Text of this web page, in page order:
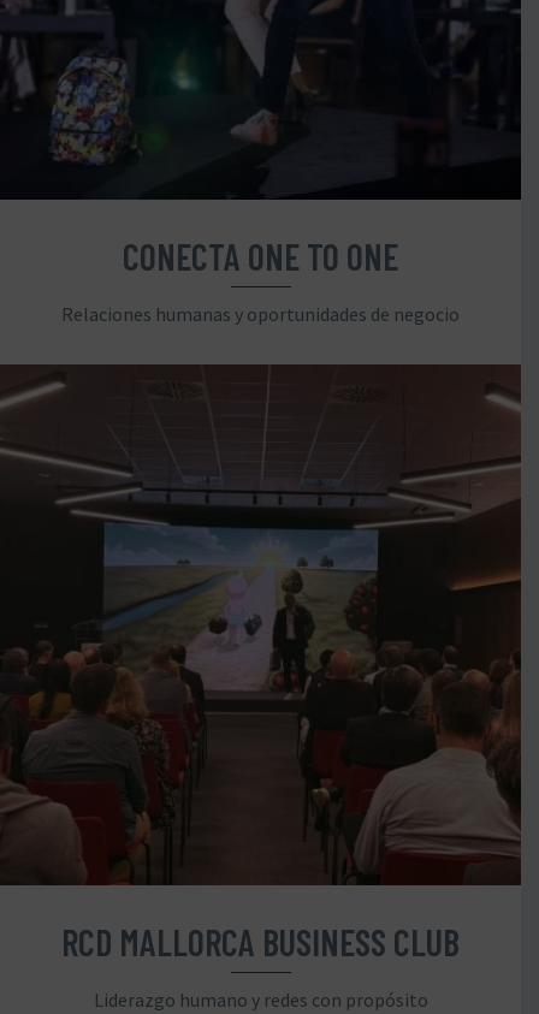
CONECTA ONE TO ONE
Relaciones humanas y oportunidades de negocio
RCD MALLORCA BUSINESS CLUB
Liderazgo humano y redes con propósito